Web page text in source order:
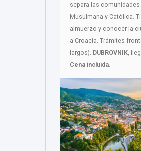
separa las comunidades
Musulmana y Católica.
almuerzo y conocer la
a Croacia. Trámites
largos). DUBROVNIK,
Cena incluida.